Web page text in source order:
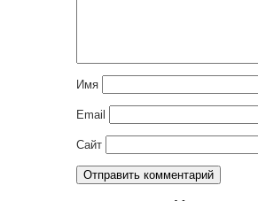
Имя
Email
Сайт